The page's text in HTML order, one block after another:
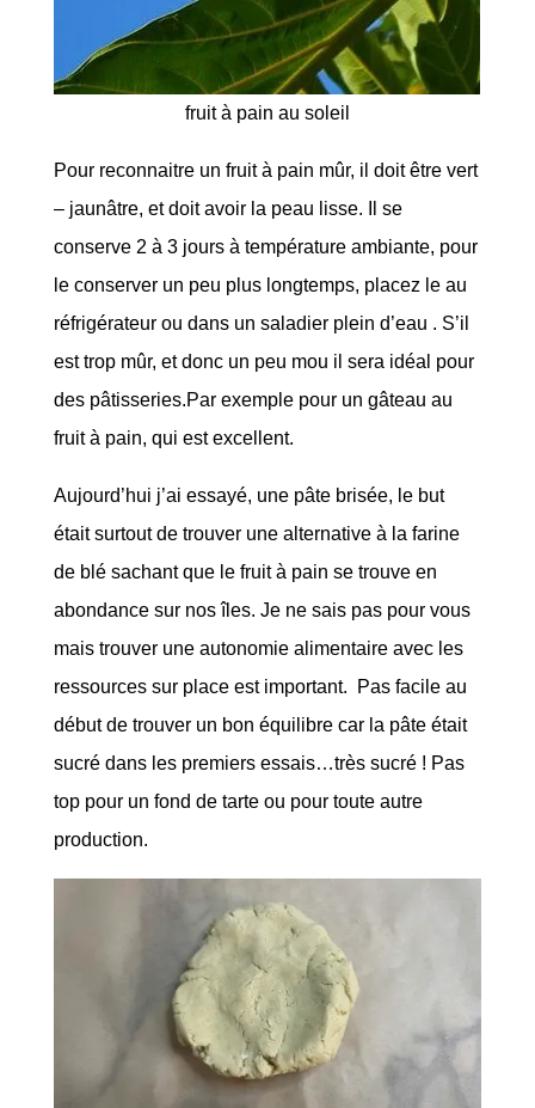
fruit à pain au soleil
Pour reconnaitre un fruit à pain mûr, il doit être vert
– jaunâtre, et doit avoir la peau lisse. Il se
conserve 2 à 3 jours à température ambiante, pour
le conserver un peu plus longtemps, placez le au
réfrigérateur ou dans un saladier plein d’eau . S’il
est trop mûr, et donc un peu mou il sera idéal pour
des pâtisseries.Par exemple pour un gâteau au
fruit à pain, qui est excellent.
Aujourd’hui j’ai essayé, une pâte brisée, le but
était surtout de trouver une alternative à la farine
de blé sachant que le fruit à pain se trouve en
abondance sur nos îles. Je ne sais pas pour vous
mais trouver une autonomie alimentaire avec les
ressources sur place est important. Pas facile au
début de trouver un bon équilibre car la pâte était
sucré dans les premiers essais…très sucré ! Pas
top pour un fond de tarte ou pour toute autre
production.